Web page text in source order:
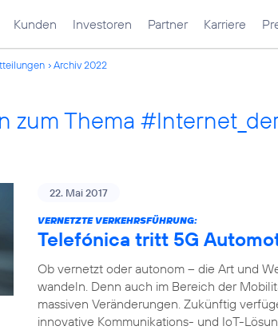
Kunden Investoren Partner Karriere
Archiv 2022
zum Thema
22. Mai 2017
VERNETZTE VERKEHRSFÜHRUNG:
Telefónica tritt 5G
Ob vernetzt oder autonom – die Art und
wandeln. Denn auch im Bereich der
massiven Veränderungen. Zukünftig
innovative Kommunikations- und IoT-